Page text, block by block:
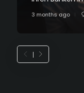
3 months ago